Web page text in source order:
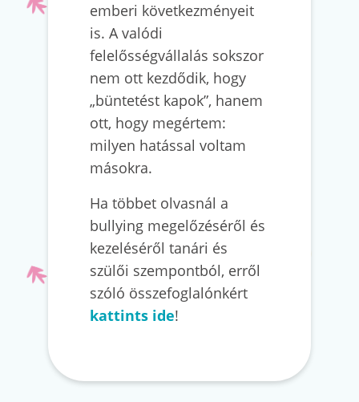
emberi következményeit
is. A valódi
felelősségvállalás sokszor
nem ott kezdődik, hogy
„büntetést kapok”, hanem
ott, hogy megértem:
milyen hatással voltam
másokra.
Ha többet olvasnál a
bullying megelőzéséről és
kezeléséről tanári és
szülői szempontból, erről
szóló összefoglalónkért
kattints ide!